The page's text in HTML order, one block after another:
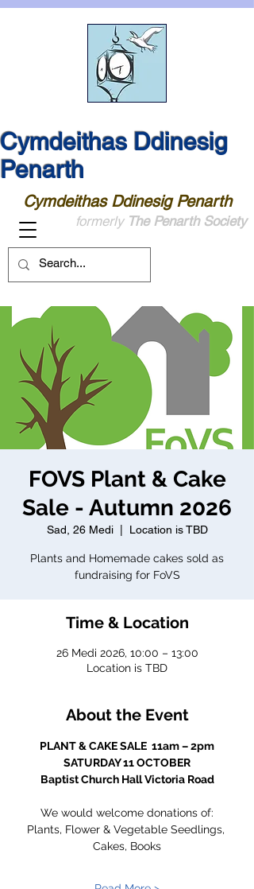
Cymdeithas Ddinesig
Penarth
Cymdeithas Ddinesig Penarth
formerly The Penarth Society
FOVS Plant & Cake
Sale - Autumn 2026
Sad, 26 Medi
  |
Location is TBD
Plants and Homemade cakes sold as
fundraising for FoVS
Time & Location
26 Medi 2026, 10:00 – 13:00
Location is TBD
About the Event
PLANT & CAKE SALE  11am – 2pm
SATURDAY 11 OCTOBER
Baptist Church Hall Victoria Road
We would welcome donations of:
Plants, Flower & Vegetable Seedlings,
Cakes, Books